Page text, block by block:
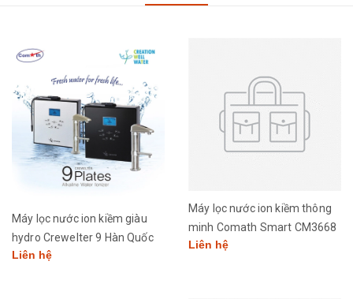
Máy lọc nước ion kiềm giàu
hydro Crewelter 9 Hàn Quốc
Liên hệ
Máy lọc nước ion kiềm thông
minh Comath Smart CM3668
Liên hệ